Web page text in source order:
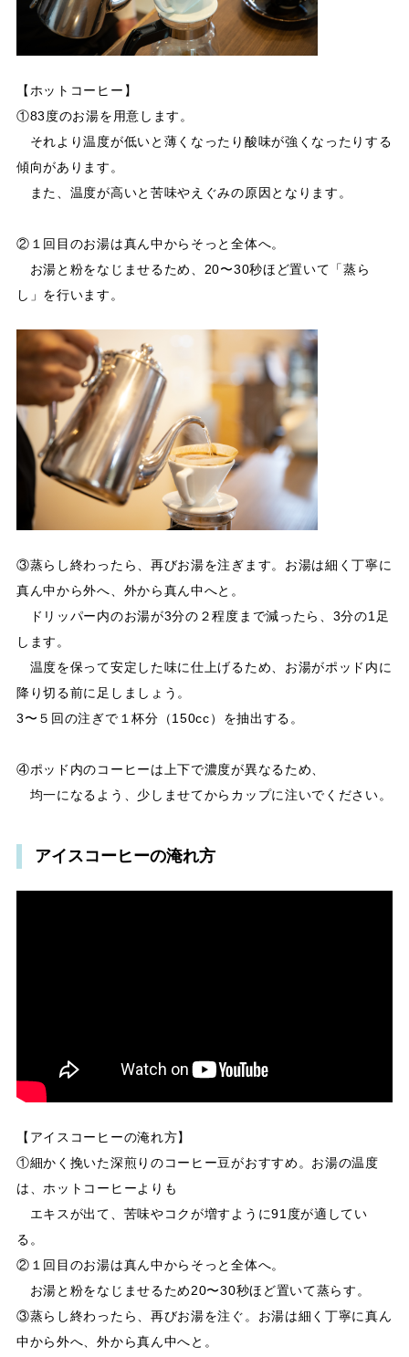
【ホットコーヒー】
①83度のお湯を用意します。
それより温度が低いと薄くなったり酸味が強くなったりする
傾向があります。
また、温度が高いと苦味やえぐみの原因となります。
②１回目のお湯は真ん中からそっと全体へ。
お湯と粉をなじませるため、20〜30秒ほど置いて「蒸ら
し」を行います。
③蒸らし終わったら、再びお湯を注ぎます。お湯は細く丁寧に
真ん中から外へ、外から真ん中へと。
ドリッパー内のお湯が3分の２程度まで減ったら、3分の1足
します。
温度を保って安定した味に仕上げるため、お湯がポッド内に
降り切る前に足しましょう。
3〜５回の注ぎで１杯分（150cc）を抽出する。
④ポッド内のコーヒーは上下で濃度が異なるため、
均一になるよう、少しませてからカップに注いでください。
アイスコーヒーの淹れ方
【アイスコーヒーの淹れ方】
①細かく挽いた深煎りのコーヒー豆がおすすめ。お湯の温度
は、ホットコーヒーよりも
エキスが出て、苦味やコクが増すように91度が適してい
る。
②１回目のお湯は真ん中からそっと全体へ。
お湯と粉をなじませるため20〜30秒ほど置いて蒸らす。
③蒸らし終わったら、再びお湯を注ぐ。お湯は細く丁寧に真ん
中から外へ、外から真ん中へと。